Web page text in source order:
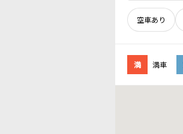
空車あり
満 満車